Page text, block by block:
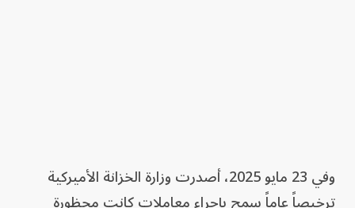
وفي 23 مايو 2025، أصدرت وزارة الخزانة الأميركية